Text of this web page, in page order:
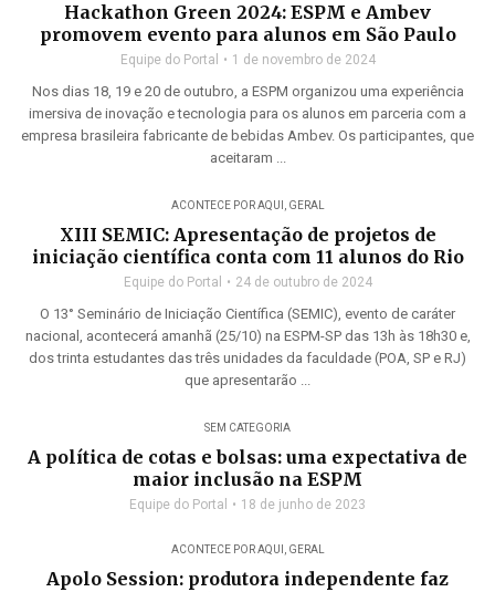
Hackathon Green 2024: ESPM e Ambev
promovem evento para alunos em São Paulo
Equipe do Portal 1 de novembro de 2024
Nos dias 18, 19 e 20 de outubro, a ESPM organizou uma experiência
imersiva de inovação e tecnologia para os alunos em parceria com a
empresa brasileira fabricante de bebidas Ambev. Os participantes, que
aceitaram ...
ACONTECE POR AQUI , GERAL
XIII SEMIC: Apresentação de projetos de
iniciação científica conta com 11 alunos do Rio
Equipe do Portal 24 de outubro de 2024
O 13° Seminário de Iniciação Científica (SEMIC), evento de caráter
nacional, acontecerá amanhã (25/10) na ESPM-SP das 13h às 18h30 e,
dos trinta estudantes das três unidades da faculdade (POA, SP e RJ)
que apresentarão ...
SEM CATEGORIA
A política de cotas e bolsas: uma expectativa de
maior inclusão na ESPM
Equipe do Portal 18 de junho de 2023
ACONTECE POR AQUI , GERAL
Apolo Session: produtora independente faz